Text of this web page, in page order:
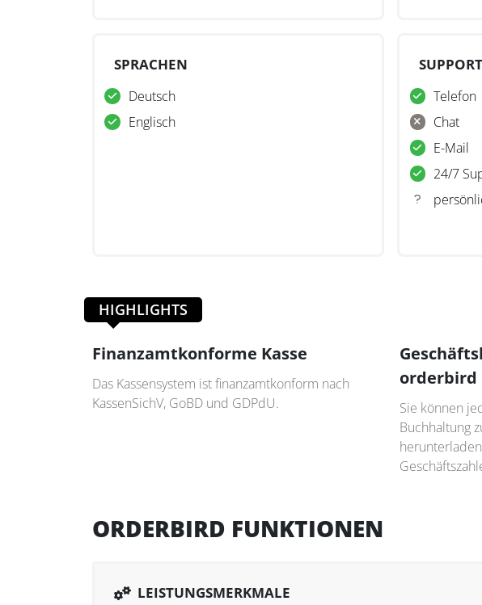
SPRACHEN
Deutsch
Englisch
SUPPORT
Telefon
Chat
E-Mail
24/7
HIGHLIGHTS
Finanzamtkonforme Kasse
Das Kassensystem ist finanzamtkonform nach
KassenSichV, GoBD und GDPdU.
orderbird
Sie können
Buchhaltung
ORDERBIRD FUNKTIONEN
LEISTUNGSMERKMALE